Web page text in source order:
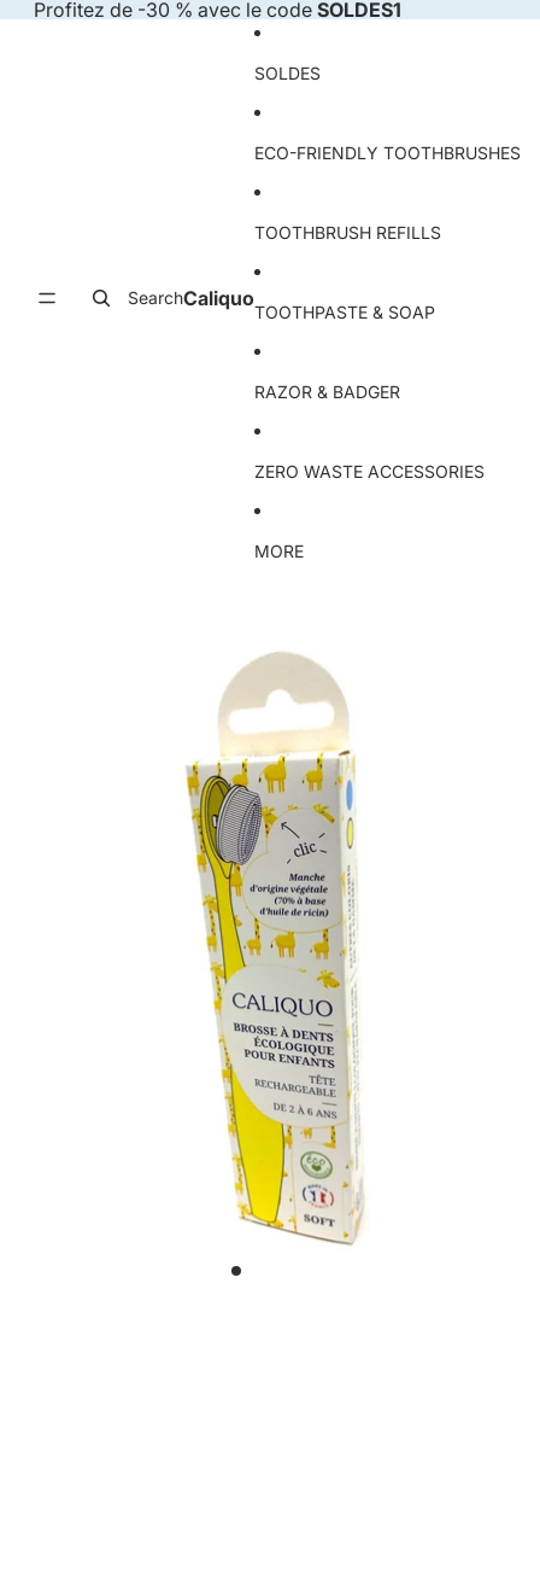
Profitez de -30 % avec le code SOLDES1
SearchCaliquo
SOLDES
ECO-FRIENDLY TOOTHBRUSHES
TOOTHBRUSH REFILLS
TOOTHPASTE & SOAP
RAZOR & BADGER
ZERO WASTE ACCESSORIES
MORE